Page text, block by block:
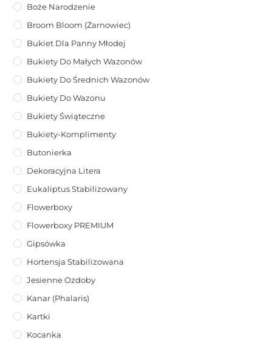
Boże Narodzenie
Broom Bloom (żarnowiec)
Bukiet Dla Panny Młodej
Bukiety Do Małych Wazonów
Bukiety Do Średnich Wazonów
Bukiety Do Wazonu
Bukiety Świąteczne
Bukiety-Komplimenty
Butonierka
Dekoracyjna Litera
Eukaliptus Stabilizowany
Flowerboxy
Flowerboxy PREMIUM
Gipsówka
Hortensja Stabilizowana
Jesienne Ozdoby
Kanar (phalaris)
Kartki
Kocanka